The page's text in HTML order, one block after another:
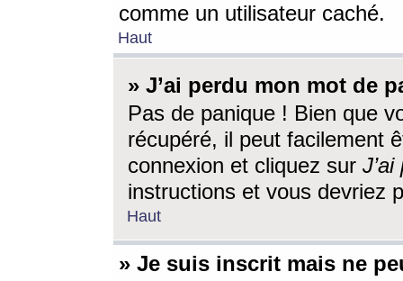
comme un utilisateur caché.
Haut
» J’ai perdu mon mot de
Pas de panique ! Bien que
récupéré, il peut facilement
connexion et cliquez sur
instructions et vous devriez
Haut
» Je suis inscrit mais ne